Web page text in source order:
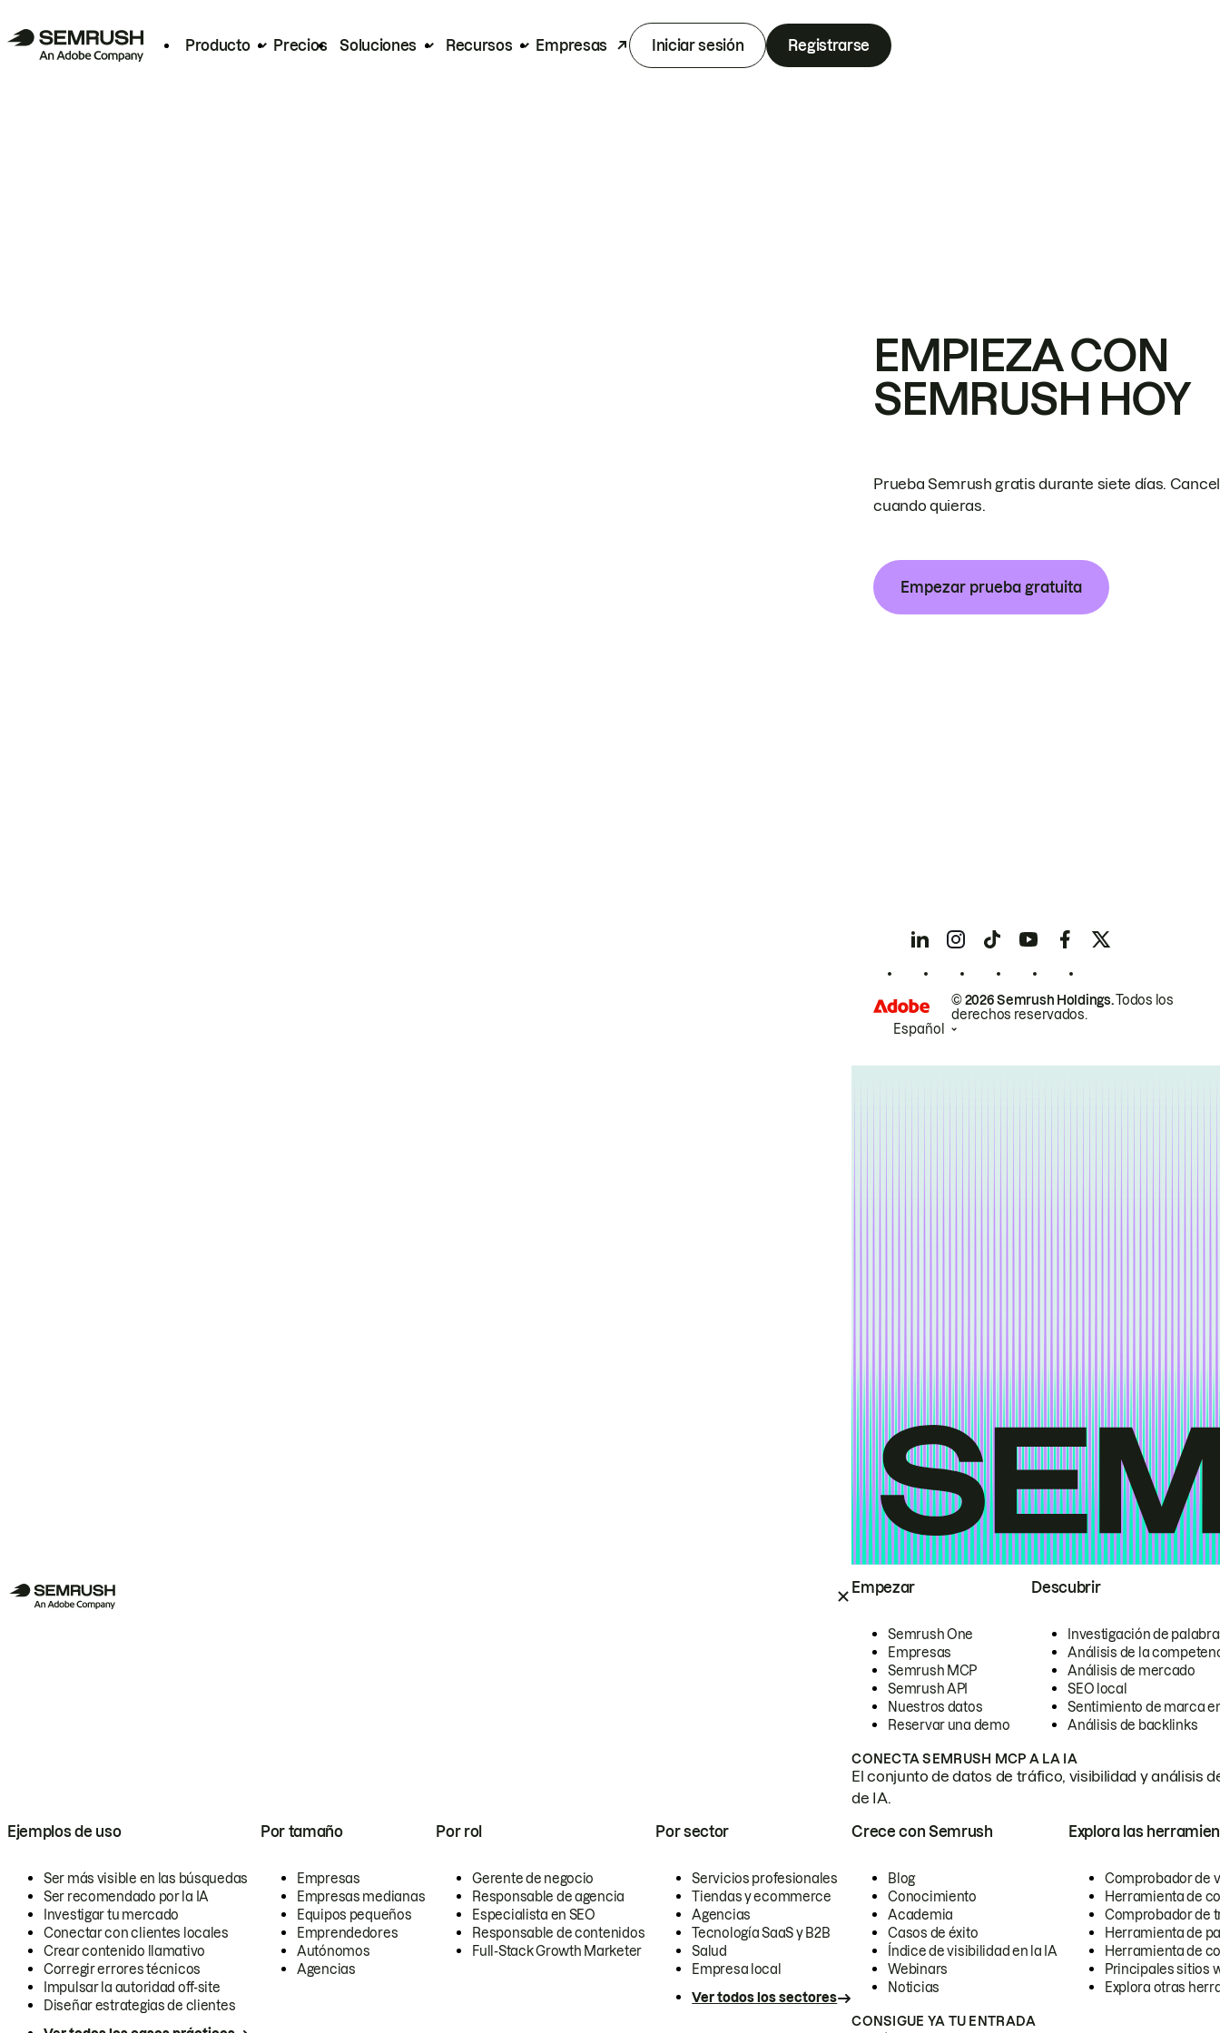
Producto Precios Soluciones Recursos Empresas Iniciar sesión Registrarse
Empezar
Semrush One
Empresas
Semrush MCP
Semrush API
Nuestros datos
Reservar una demo
Descubrir
Investigación de
Análisis de la
Análisis de mercado
SEO local
Sentimiento de marca
Análisis de backlinks
CONECTA SEMRUSH MCP A LA IA
El conjunto de datos de tráfico, visibilidad y análisis
de IA.
Ejemplos de uso
Ser más visible en las búsquedas
Ser recomendado por la IA
Investigar tu mercado
Conectar con clientes locales
Crear contenido llamativo
Corregir errores técnicos
Impulsar la autoridad off-site
Diseñar estrategias de clientes
Por tamaño
Empresas
Empresas medianas
Equipos pequeños
Emprendedores
Autónomos
Agencias
Por rol
Gerente de negocio
Responsable de agencia
Especialista en SEO
Responsable de contenidos
Full-Stack Growth Marketer
Por sector
Servicios profesionales
Tiendas y ecommerce
Agencias
Tecnología SaaS y B2B
Salud
Empresa local
Ver todos los sectores
Crece con Semrush
Blog
Conocimiento
Academia
Casos de éxito
Índice de visibilidad en la IA
Webinars
Noticias
Explora las
Comprobador de
Herramienta de
Comprobador de
Herramienta de
Herramienta de
Principales sitios
Explora otras
CONSIGUE YA TU ENTRADA
EMPIEZA CON
SEMRUSH HOY
Prueba Semrush gratis durante siete días.
cuando quieras.
Empezar prueba gratuita
© 2026 Semrush Holdings.Todos los
derechos reservados.
Español